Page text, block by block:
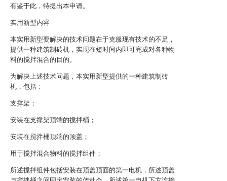
有鉴于此，特提出本申请。
实用新型内容
本实用新型要解决的技术问题在于克服现有技术的不足，
提供一种建筑制砖机，实现在短时间内即可完成对各种物
料的搅拌混合的目的。
为解决上述技术问题，本实用新型提供的一种建筑制砖
机，包括：
支撑架；
安装在支撑架顶端的搅拌桶；
安装在搅拌桶顶端的顶盖；
用于搅拌混合物料的搅拌组件；
所述搅拌组件包括安装在顶盖顶面的第一电机，所述顶盖